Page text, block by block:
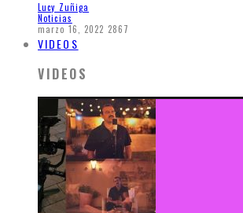
Lucy Zuñiga
Noticias
marzo 16, 2022 2867
VIDEOS
VIDEOS